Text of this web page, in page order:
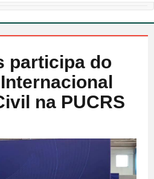
participa do
na PUCRS